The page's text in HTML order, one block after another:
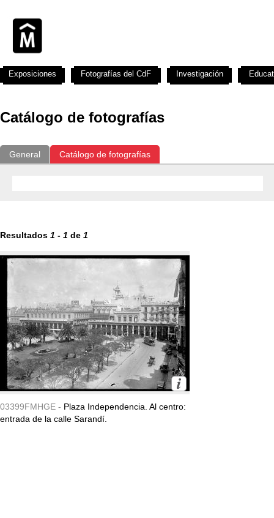
Catálogo de fotografías
General Catálogo de fotografías
Resultados 1 - 1 de 1
03399FMHGE - Plaza Independencia. Al centro:
entrada de la calle Sarandí.
Exposiciones Fotografías del CdF Investigación